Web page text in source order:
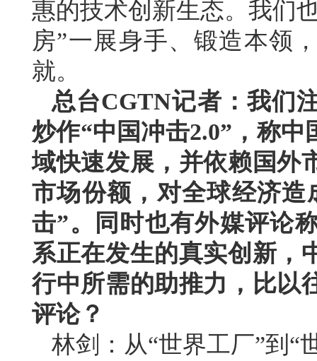
惠的技术创新生态。我们
房”一展身手、锻造本领
就。
总台CGTN记者：我们
炒作“中国冲击2.0”，称
域快速发展，并依赖国外
市场份额，对全球经济
击”。同时也有外媒评论
系正在发生的真实创新，
行中所需的助推力，比以
评论？
林剑：从“世界工厂”到“